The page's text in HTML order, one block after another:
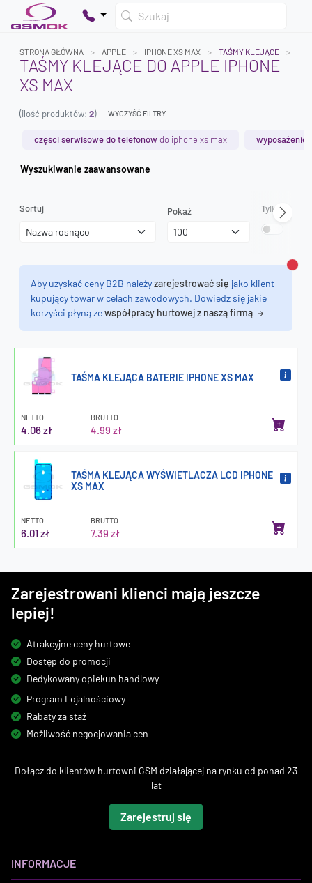
Szukaj
Dodaj produkty, aby kontynuować.
STRONA GŁÓWNA APPLE IPHONE XS MAX TAŚMY KLEJĄCE
TAŚMY KLEJĄCE DO APPLE IPHONE
XS MAX
(ilość produktów: 2) WYCZYŚĆ FILTRY
części serwisowe do telefonów do iphone xs max wyposażenie
Wyszukiwanie zaawansowane
Sortuj Pokaż Tylko
Aby uzyskać ceny B2B należyzarejestrować się jako klient
kupujący towar w celach zawodowych. Dowiedz się jakie
korzyści płyną zewspółpracy hurtowej z naszą firmą
TAŚMA KLEJĄCA BATERIE IPHONE XS MAX
NETTO
4.06 zł
BRUTTO
4.99 zł
TAŚMA KLEJĄCA WYŚWIETLACZA LCD IPHONE
XS MAX
NETTO
6.01 zł
BRUTTO
7.39 zł
Zarejestrowani klienci mają jeszcze
lepiej!
Atrakcyjne ceny hurtowe
Dostęp do promocji
Dedykowany opiekun handlowy
Program Lojalnościowy
Rabaty za staż
Możliwość negocjowania cen
Dołącz do klientów hurtowni GSM działającej na rynku od ponad 23
lat
Zarejestruj się
INFORMACJE